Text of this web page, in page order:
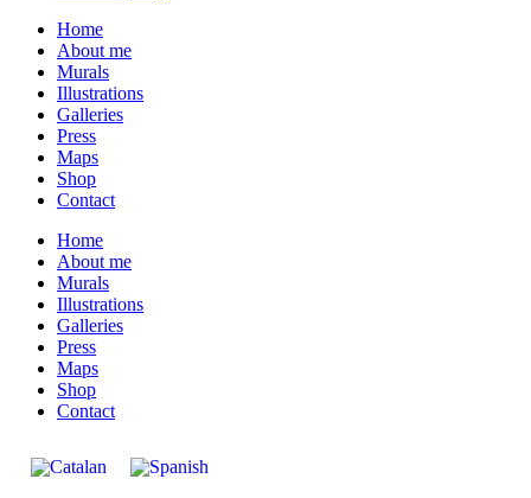
Home
About me
Murals
Illustrations
Galleries
Press
Maps
Shop
Contact
Home
About me
Murals
Illustrations
Galleries
Press
Maps
Shop
Contact